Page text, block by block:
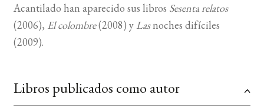
Acantilado han aparecido sus libros Sesenta relatos
(2006), El colombre(2008) y Lasnoches difíciles
(2009).
Libros publicados como autor